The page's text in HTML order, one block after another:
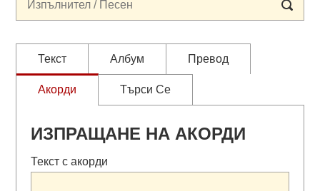
Текст Албум Превод
Акорди Търси Се
ИЗПРАЩАНЕ НА АКОРДИ
Текст с акорди